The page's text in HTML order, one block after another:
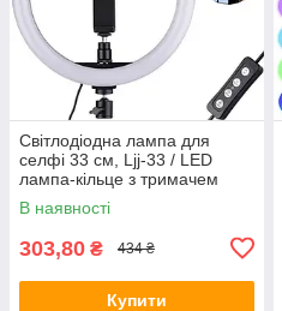
Світлодіодна лампа для
селфі 33 см, Ljj-33 / LED
лампа-кільце з тримачем
В наявності
303,80 ₴ 434 ₴
Купити